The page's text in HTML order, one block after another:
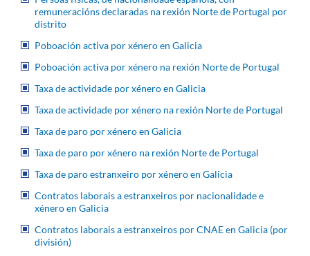
remuneracións declaradas na rexión Norte de Portugal por
distrito
Poboación activa por xénero en Galicia
Poboación activa por xénero na rexión Norte de Portugal
Taxa de actividade por xénero en Galicia
Taxa de actividade por xénero na rexión Norte de Portugal
Taxa de paro por xénero en Galicia
Taxa de paro por xénero na rexión Norte de Portugal
Taxa de paro estranxeiro por xénero en Galicia
Contratos laborais a estranxeiros por nacionalidade e
xénero en Galicia
Contratos laborais a estranxeiros por CNAE en Galicia (por
división)